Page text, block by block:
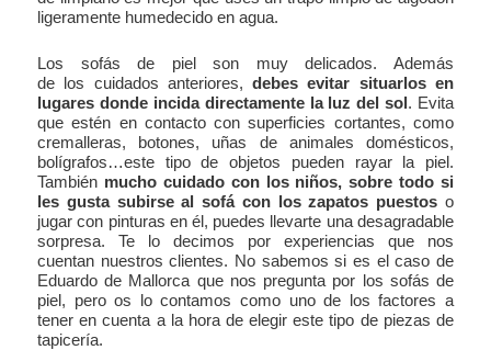
ligeramente humedecido en agua.
Los sofás de piel son muy delicados. Además
de los cuidados anteriores,debes evitar situarlos en
lugares donde incida directamente la luz del sol. Evita
que estén en contacto con superficies cortantes, como
cremalleras, botones, uñas de animales domésticos,
bolígrafos…este tipo de objetos pueden rayar la piel.
También mucho cuidado con los niños, sobre todo si
les gusta subirse al sofá con los zapatos puestos o
jugar con pinturas en él, puedes llevarte una desagradable
sorpresa. Te lo decimos por experiencias que nos
cuentan nuestros clientes. No sabemos si es el caso de
Eduardo de Mallorca que nos pregunta por los sofás de
piel, pero os lo contamos como uno de los factores a
tener en cuenta a la hora de elegir este tipo de piezas de
tapicería.